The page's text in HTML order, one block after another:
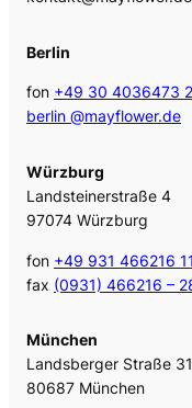
Berlin
fon +49 30 4036473
berlin @mayflower.de
Würzburg
Landsteinerstraße 4
97074 Würzburg
fon +49 931 466216
fax (0931) 466216 –
München
Landsberger Straße
80687 München